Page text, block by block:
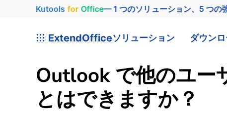
Kutools for Office— 1 つのソリューション、5 つの
ExtendOfficeソリューション ダウン
Outlook で他のユー
とはできますか？